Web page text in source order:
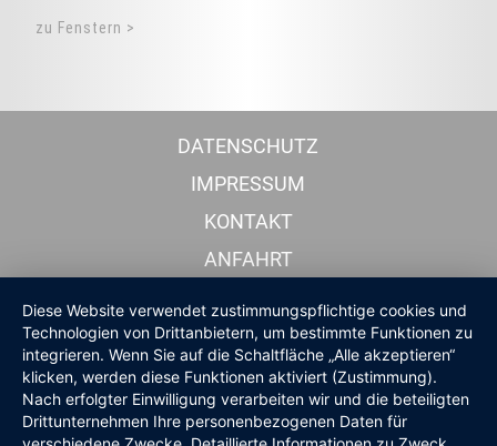
zu Fenstern >
DATENSCHUTZ
IMPRESSUM
KONTAKT
ANFAHRT
Diese Website verwendet zustimmungspflichtige cookies und
Technologien von Drittanbietern, um bestimmte Funktionen zu
integrieren. Wenn Sie auf die Schaltfläche „Alle akzeptieren“
klicken, werden diese Funktionen aktiviert (Zustimmung).
Nach erfolgter Einwilligung verarbeiten wir und die beteiligten
Drittunternehmen Ihre personenbezogenen Daten für